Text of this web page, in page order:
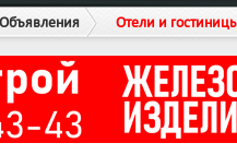
Объявления Отели и